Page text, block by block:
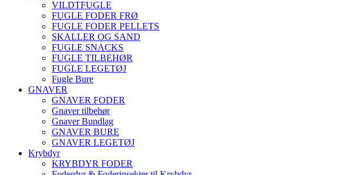
VILDTFUGLE
FUGLE FODER FRØ
FUGLE FODER PELLETS
SKALLER OG SAND
FUGLE SNACKS
FUGLE TILBEHØR
FUGLE LEGETØJ
Fugle Bure
GNAVER
GNAVER FODER
Gnaver tilbehør
Gnaver Bundlag
GNAVER BURE
GNAVER LEGETØJ
Krybdyr
KRYBDYR FODER